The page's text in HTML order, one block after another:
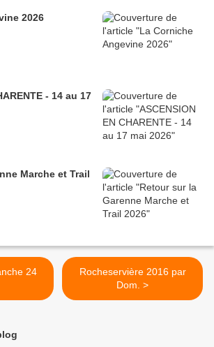
2026
- 14 au 17
Marche et Trail
Rocheservière 2016 par
Dom. >